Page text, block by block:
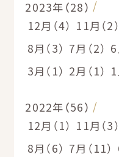
2023年（28）
12月（4） 11月（2）
8月（3） 7月（2） 6
3月（1） 2月（1） 1
2022年（56）
12月（1） 11月（3）
8月（6） 7月（11）